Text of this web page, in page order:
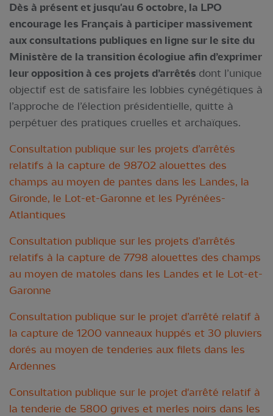
Dès à présent et jusqu'au 6 octobre, la LPO
encourage les Français à participer massivement
aux consultations publiques en ligne sur le site du
Ministère de la transition écologiue afin d’exprimer
leur opposition à ces projets d’arrêtés dont l’unique
objectif est de satisfaire les lobbies cynégétiques à
l’approche de l’élection présidentielle, quitte à
perpétuer des pratiques cruelles et archaïques.
Consultation publique sur les projets d’arrêtés
relatifs à la capture de 98702 alouettes des
champs au moyen de pantes dans les Landes, la
Gironde, le Lot-et-Garonne et les Pyrénées-
Atlantiques
Consultation publique sur les projets d’arrêtés
relatifs à la capture de 7798 alouettes des champs
au moyen de matoles dans les Landes et le Lot-et-
Garonne
Consultation publique sur le projet d’arrêté relatif à
la capture de 1200 vanneaux huppés et 30 pluviers
dorés au moyen de tenderies aux filets dans les
Ardennes
Consultation publique sur le projet d'arrêté relatif à
la tenderie de 5800 grives et merles noirs dans les